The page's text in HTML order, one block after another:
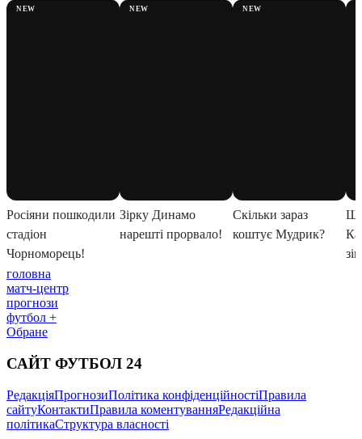
головна
матч-центр
прогнози
футбол +
Обране
САЙТ ФУТБОЛ 24
РедакціяПрогнозиПолітика конфіденційностіПравила
сайтуКонтактиПравила коментуванняРедакційна
політикаСтруктура власності